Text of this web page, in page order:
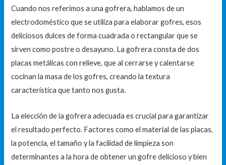
Cuando nos referimos a una gofrera, hablamos de un
electrodoméstico que se utiliza para elaborar gofres, esos
deliciosos dulces de forma cuadrada o rectangular que se
sirven como postre o desayuno. La gofrera consta de dos
placas metálicas con relieve, que al cerrarse y calentarse
cocinan la masa de los gofres, creando la textura
característica que tanto nos gusta.
La elección de la gofrera adecuada es crucial para garantizar
el resultado perfecto. Factores como el material de las placas,
la potencia, el tamaño y la facilidad de limpieza son
determinantes a la hora de obtener un gofre delicioso y bien